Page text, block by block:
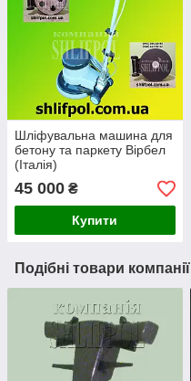
Шліфувальна машина для
бетону та паркету Вірбел
(Італія)
45 000 ₴
Купити
Подібні товари компанії